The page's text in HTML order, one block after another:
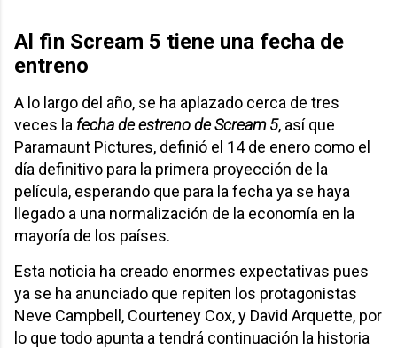
Al fin Scream 5 tiene una fecha de
entreno
A lo largo del año, se ha aplazado cerca de tres
veces la fecha de estreno de Scream 5, así que
Paramaunt Pictures, definió el 14 de enero como el
día definitivo para la primera proyección de la
película, esperando que para la fecha ya se haya
llegado a una normalización de la economía en la
mayoría de los países.
Esta noticia ha creado enormes expectativas pues
ya se ha anunciado que repiten los protagonistas
Neve Campbell, Courteney Cox, y David Arquette, por
lo que todo apunta a tendrá continuación la historia